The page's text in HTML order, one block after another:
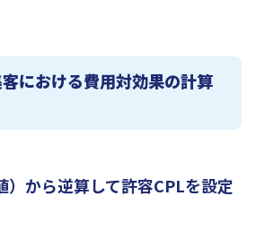
における費用対効果の計算
）から逆算して許容CPLを設定